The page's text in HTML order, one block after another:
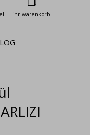
ihr warenkorb